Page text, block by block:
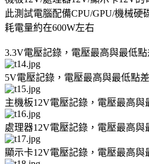
此測試電腦配備CPU/GPU/機械硬
耗電量約在600W左右
3.3V電壓記錄，電壓最高與最低
5V電壓記錄，電壓最高與最低點
主機板12V電壓記錄，電壓最高與
處理器12V電壓記錄，電壓最高與
顯示卡12V電壓記錄，電壓最高與